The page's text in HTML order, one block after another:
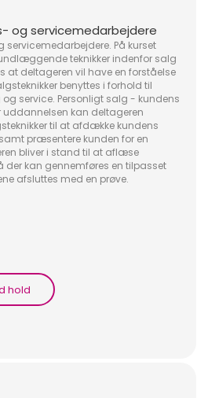
og servicemedarbejdere
På kurset
teknikker indenfor salg
at deltageren vil have en forståelse
benyttes i forhold til
service. Personligt salg - kundens
uddannelsen kan deltageren
til at afdække kundens
præsentere kunden for en
bliver i stand til at aflæse
der kan gennemføres en tilpasset
afsluttes med en prøve.
hold